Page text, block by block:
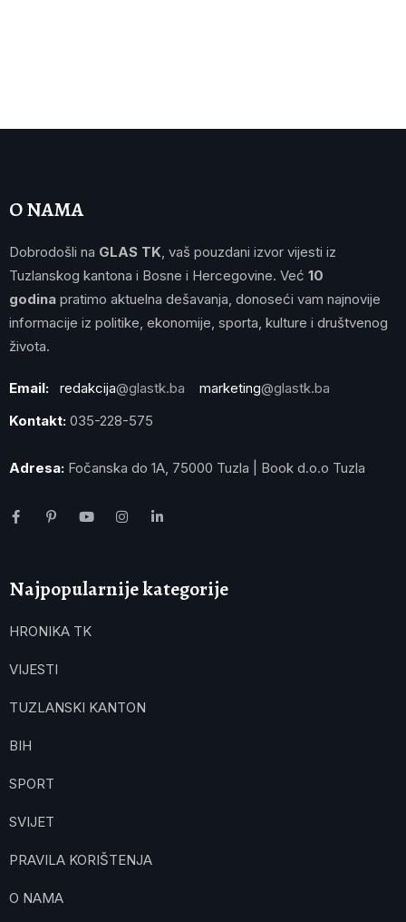
O NAMA
Dobrodošli na GLAS TK , vaš pouzdani izvor vijesti iz
Tuzlanskog kantona i Bosne i Hercegovine. Već 10
godina pratimo aktuelna dešavanja, donoseći vam najnovije
informacije iz politike, ekonomije, sporta, kulture i društvenog
života.
Email: redakcija@glastk.ba marketing@glastk.ba
Kontakt: 035-228-575
Adresa: Fočanska do 1A, 75000 Tuzla | Book d.o.o Tuzla
Najpopularnije kategorije
HRONIKA TK
VIJESTI
TUZLANSKI KANTON
BIH
SPORT
SVIJET
PRAVILA KORIŠTENJA
O NAMA